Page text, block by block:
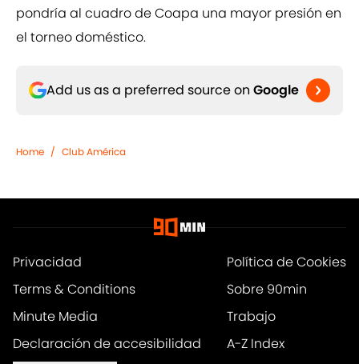
pondría al cuadro de Coapa una mayor presión en
el torneo doméstico.
Add us as a preferred source on Google
Home / Club América
Privacidad
Política de Cookies
Terms & Conditions
Sobre 90min
Minute Media
Trabajo
Declaración de accesibilidad
A-Z Index